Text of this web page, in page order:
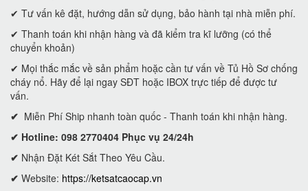
✔ Tư vấn kê đặt, hướng dẫn sử dụng, bảo hành tại nhà miễn phí.
✔ Thanh toán khi nhận hàng và đã kiểm tra kĩ lưỡng (có thể
chuyển khoản)
✔ Mọi thắc mắc về sản phẩm hoặc cần tư vấn về Tủ Hồ Sơ chống
cháy nổ. Hãy để lại ngay SĐT hoặc IBOX trực tiếp để được tư
vấn.
✔ Miễn Phí Ship nhanh toàn quốc - Thanh toán khi nhận hàng.
✔ Hotline: 098 2770404 Phục vụ 24/24h
✔ Nhận Đặt Két Sắt Theo Yêu Cầu.
✔ Website: https://ketsatcaocap.vn